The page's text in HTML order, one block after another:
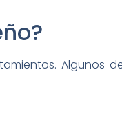
Algunos